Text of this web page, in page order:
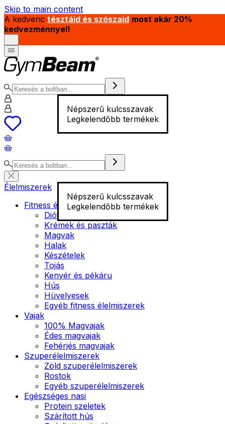
Skip to main content
A kedvenc tésztáid és szószaid most akár 20%
kedvezménnyel!
Népszerű kulcsszavak
Legkelendőbb termékek
Népszerű kulcsszavak
Legkelendőbb termékek
Élelmiszerek
Fitness élelmiszer
Diófélék
Krémek és paszták
Magvak
Halak
Készételek
Tojás
Kenyér és pékáru
Hús
Hüvelyesek
Egyéb fitness élelmiszerek
Vajak
100% Magvajak
Édes magvajak
Fehérjés magvajak
Szuperélelmiszerek
Zöld szuperélelmiszerek
Rostok
Egyéb szuperélelmiszerek
Egészséges nasi
Protein szeletek
Szárított hús